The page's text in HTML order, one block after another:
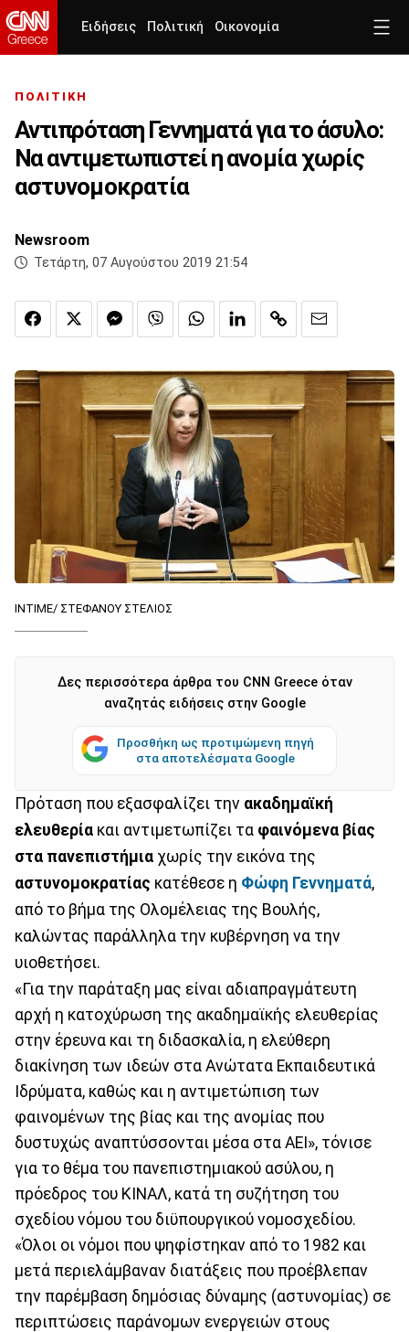
Ειδήσεις Πολιτική Οικονομία
ΠΟΛΙΤΙΚΗ
Αντιπρόταση Γεννηματά για το άσυλο:
Να αντιμετωπιστεί η ανομία χωρίς
αστυνομοκρατία
Newsroom
Τετάρτη, 07 Αυγούστου 2019 21:54
ΙΝΤΙΜΕ/ ΣΤΕΦΑΝΟΥ ΣΤΕΛΙΟΣ
Δες περισσότερα άρθρα του CNN Greece όταν
αναζητάς ειδήσεις στην Google
Προσθήκη ως προτιμώμενη πηγή
στα αποτελέσματα Google
Πρόταση που εξασφαλίζει την ακαδημαϊκή
ελευθερία και αντιμετωπίζει τα φαινόμενα βίας
στα πανεπιστήμια χωρίς την εικόνα της
αστυνομοκρατίας κατέθεσε η Φώφη Γεννηματά,
από το βήμα της Ολομέλειας της Βουλής,
καλώντας παράλληλα την κυβέρνηση να την
υιοθετήσει.
«Για την παράταξη μας είναι αδιαπραγμάτευτη
αρχή η κατοχύρωση της ακαδημαϊκής ελευθερίας
στην έρευνα και τη διδασκαλία, η ελεύθερη
διακίνηση των ιδεών στα Ανώτατα Εκπαιδευτικά
Ιδρύματα, καθώς και η αντιμετώπιση των
φαινομένων της βίας και της ανομίας που
δυστυχώς αναπτύσσονται μέσα στα ΑΕΙ», τόνισε
για το θέμα του πανεπιστημιακού ασύλου, η
πρόεδρος του ΚΙΝΑΛ, κατά τη συζήτηση του
σχεδίου νόμου του διϋπουργικού νομοσχεδίου.
«Όλοι οι νόμοι που ψηφίστηκαν από το 1982 και
μετά περιελάμβαναν διατάξεις που προέβλεπαν
την παρέμβαση δημόσιας δύναμης (αστυνομίας) σε
περιπτώσεις παράνομων ενεργειών στους